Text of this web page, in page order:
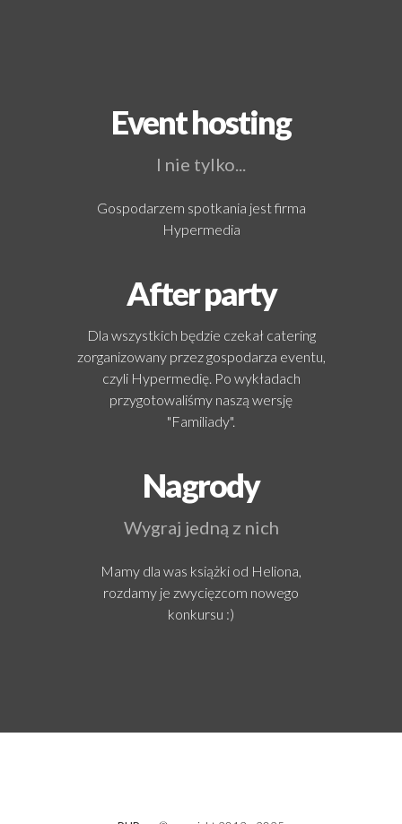
Event hosting
I nie tylko...
Gospodarzem spotkania jest firma
Hypermedia
After party
Dla wszystkich będzie czekał catering
zorganizowany przez gospodarza eventu,
czyli Hypermedię. Po wykładach
przygotowaliśmy naszą wersję
"Familiady".
Nagrody
Wygraj jedną z nich
Mamy dla was książki od Heliona,
rozdamy je zwycięzcom nowego
konkursu :)